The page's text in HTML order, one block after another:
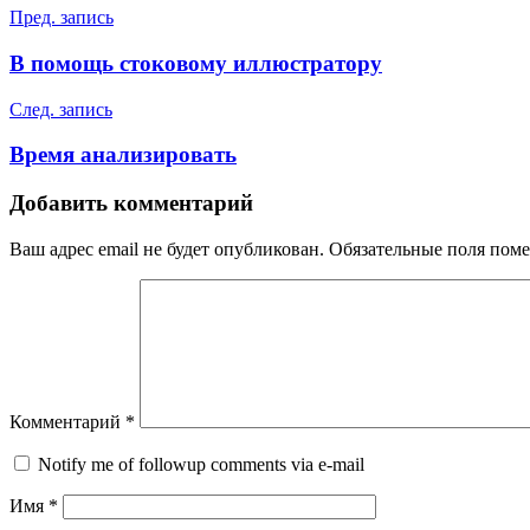
Пред. запись
В помощь стоковому иллюстратору
След. запись
Время анализировать
Добавить комментарий
Ваш адрес email не будет опубликован. Обязательные поля
Комментарий *
Notify me of followup comments via e-mail
Имя *